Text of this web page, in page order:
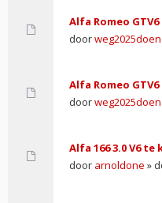
Alfa Romeo
doorweg2025doen
Alfa Romeo
doorweg2025doen
Alfa 166 3.0 V6 te
door arnoldone »